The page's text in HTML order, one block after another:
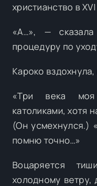
христианство в
«А…», —
процедуру по
Кароко
«Три века моя
католиками, хотя
(Он усмехнулся.)
помню точно…»
Воцаряется
холодному